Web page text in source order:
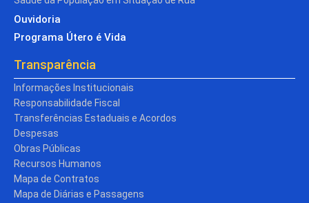
Ouvidoria
Programa Útero é Vida
Transparência
Informações Institucionais
Responsabilidade Fiscal
Transferências Estaduais e Acordos
Despesas
Obras Públicas
Recursos Humanos
Mapa de Contratos
Mapa de Diárias e Passagens